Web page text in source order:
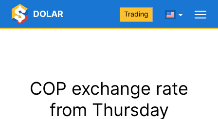
DOLAR Trading
COP exchange rate
from Thursday